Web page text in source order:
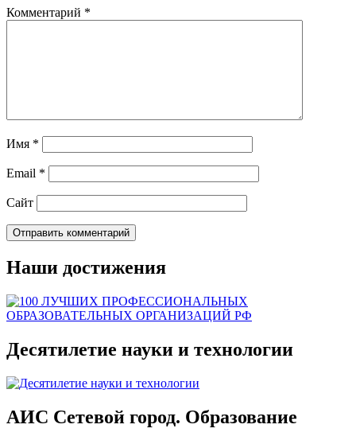
Комментарий *
Имя *
Email *
Сайт
Наши достижения
Десятилетие науки и технологии
АИС Сетевой город. Образование